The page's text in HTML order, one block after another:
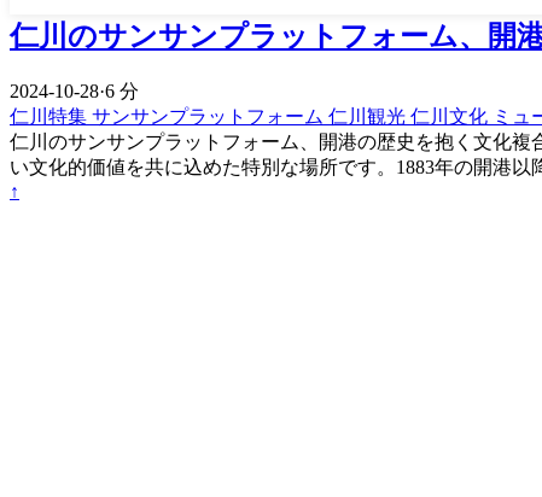
仁川のサンサンプラットフォーム、開
2024-10-28·6 分
仁川特集 サンサンプラットフォーム 仁川観光 仁川文化 ミュ
仁川のサンサンプラットフォーム、開港の歴史を抱く文化
い文化的価値を共に込めた特別な場所です。1883年の開港
↑